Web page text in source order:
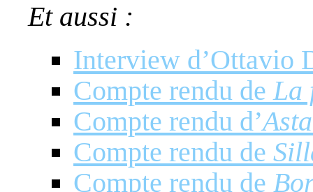
Et aussi :
Interview d’Ottavio
Compte rendu deLa
Compte rendu d’
Compte rendu de
Compte rendu de